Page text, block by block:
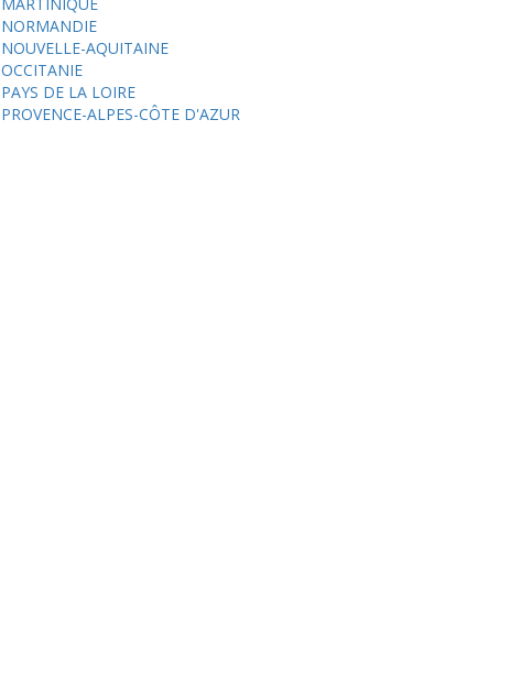
NORMANDIE
NOUVELLE-AQUITAINE
OCCITANIE
PAYS DE LA LOIRE
PROVENCE-ALPES-CÔTE D'AZUR